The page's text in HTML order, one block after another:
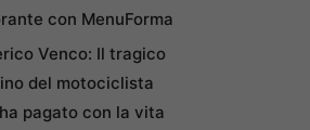
con MenuForma
Venco: Il tragico
del motociclista
pagato con la vita